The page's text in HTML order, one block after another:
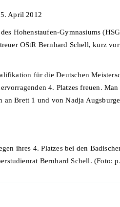
April 2012
Hohenstaufen-Gymnasiums
OStR Bernhard Schell, kurz
für die Deutschen
4. Platzes freuen.
Brett 1 und von Nadja
ihres 4. Platzes bei den
Bernhard Schell. (Foto: